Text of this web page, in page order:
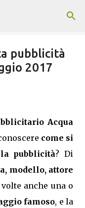
pubblicità
2017
Acqua
come si
pubblicità? Di
modello, attore
anche una o
famoso, e la